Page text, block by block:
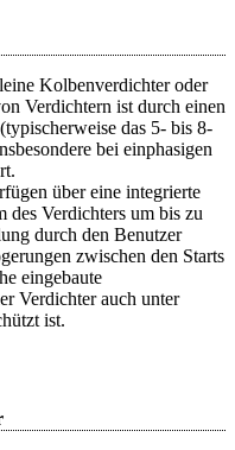
Kolbenverdichter oder
Verdichtern ist durch einen
das 5- bis 8-
bei einphasigen
über eine integrierte
des Verdichters um bis zu
durch den Benutzer
zwischen den Starts
eingebaute
Verdichter auch unter
ist.